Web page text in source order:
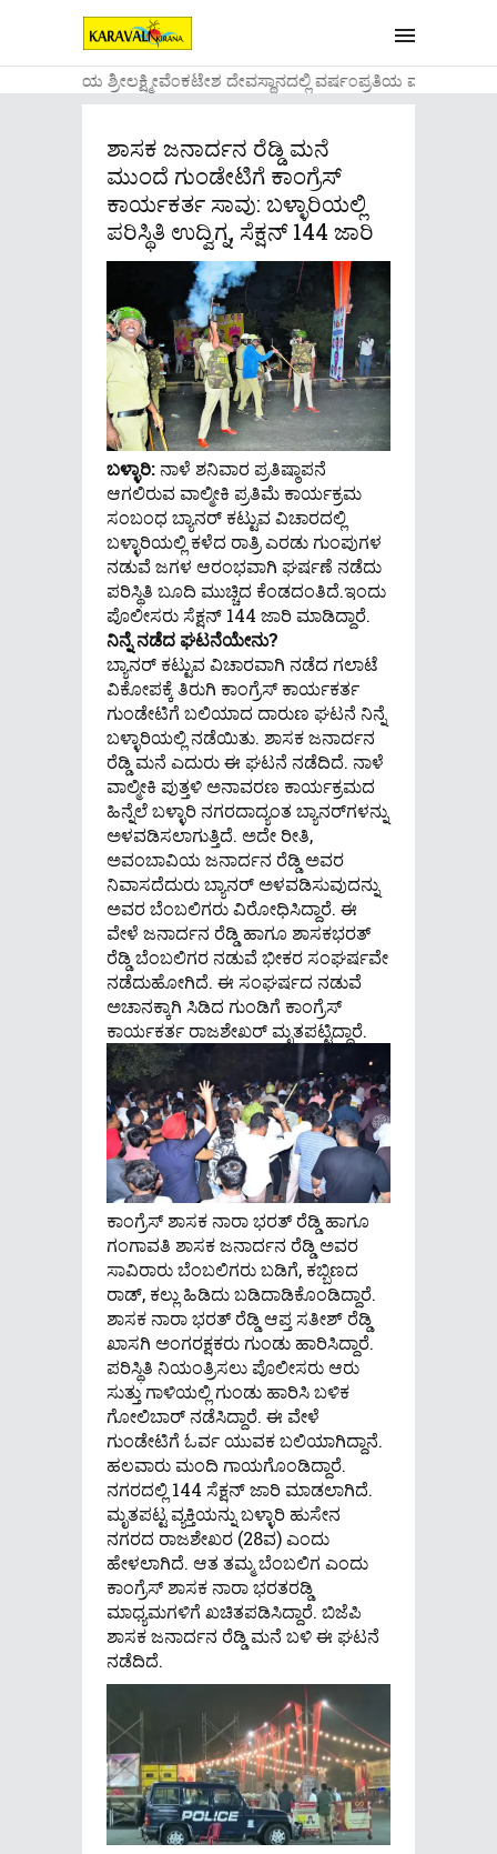
ಶ್ರೀಲಕ್ಷ್ಮೀವೆ೦ಕಟೇಶ ದೇವಸ್ಥಾನದಲ್ಲಿ ವರ್ಷ೦ಪ್ರತಿಯ ವಾಡಿಕೆಯ೦ತೆ
ಶಾಸಕ ಜನಾರ್ದನ ರೆಡ್ಡಿ ಮನೆ
ಮುಂದೆ ಗುಂಡೇಟಿಗೆ ಕಾಂಗ್ರೆಸ್
ಕಾರ್ಯಕರ್ತ ಸಾವು: ಬಳ್ಳಾರಿಯಲ್ಲಿ
ಪರಿಸ್ಥಿತಿ ಉದ್ವಿಗ್ನ, ಸೆಕ್ಷನ್ 144 ಜಾರಿ
ಬಳ್ಳಾರಿ:ನಾಳೆ ಶನಿವಾರ ಪ್ರತಿಷ್ಠಾಪನೆ
ಆಗಲಿರುವ ವಾಲ್ಮೀಕಿ ಪ್ರತಿಮೆ ಕಾರ್ಯಕ್ರಮ
ಸಂಬಂಧ ಬ್ಯಾನರ್‌ ಕಟ್ಟುವ ವಿಚಾರದಲ್ಲಿ
ಬಳ್ಳಾರಿಯಲ್ಲಿ ಕಳೆದ ರಾತ್ರಿ ಎರಡು ಗುಂಪುಗಳ
ನಡುವೆ ಜಗಳ ಆರಂಭವಾಗಿ ಘರ್ಷಣೆ ನಡೆದು
ಪರಿಸ್ಥಿತಿ ಬೂದಿ ಮುಚ್ಚಿದ ಕೆಂಡದಂತಿದೆ.ಇಂದು
ಪೊಲೀಸರು ಸೆಕ್ಷನ್ 144 ಜಾರಿ ಮಾಡಿದ್ದಾರೆ.
ನಿನ್ನೆ ನಡೆದ ಘಟನೆಯೇನು?
ಬ್ಯಾನರ್ ಕಟ್ಟುವ ವಿಚಾರವಾಗಿ ನಡೆದ ಗಲಾಟೆ
ವಿಕೋಪಕ್ಕೆ ತಿರುಗಿ ಕಾಂಗ್ರೆಸ್ ಕಾರ್ಯಕರ್ತ
ಗುಂಡೇಟಿಗೆ ಬಲಿಯಾದ ದಾರುಣ ಘಟನೆ ನಿನ್ನೆ
ಬಳ್ಳಾರಿಯಲ್ಲಿ ನಡೆಯಿತು. ಶಾಸಕ ಜನಾರ್ದನ
ರೆಡ್ಡಿ ಮನೆ ಎದುರು ಈ ಘಟನೆ ನಡೆದಿದೆ. ನಾಳೆ
ವಾಲ್ಮೀಕಿ ಪುತ್ತಳಿ ಅನಾವರಣ ಕಾರ್ಯಕ್ರಮದ
ಹಿನ್ನೆಲೆ ಬಳ್ಳಾರಿ ನಗರದಾದ್ಯಂತ ಬ್ಯಾನರ್‌ಗಳನ್ನು
ಅಳವಡಿಸಲಾಗುತ್ತಿದೆ. ಅದೇ ರೀತಿ,
ಅವಂಬಾವಿಯ ಜನಾರ್ದನ ರೆಡ್ಡಿ ಅವರ
ನಿವಾಸದೆದುರು ಬ್ಯಾನರ್ ಅಳವಡಿಸುವುದನ್ನು
ಅವರ ಬೆಂಬಲಿಗರು ವಿರೋಧಿಸಿದ್ದಾರೆ. ಈ
ವೇಳೆ ಜನಾರ್ದನ ರೆಡ್ಡಿ ಹಾಗೂ ಶಾಸಕಭರತ್‌
ರೆಡ್ಡಿ ಬೆಂಬಲಿಗರ ನಡುವೆ ಭೀಕರ ಸಂಘರ್ಷವೇ
ನಡೆದುಹೋಗಿದೆ. ಈ ಸಂಘರ್ಷದ ನಡುವೆ
ಅಚಾನಕ್ಕಾಗಿ ಸಿಡಿದ ಗುಂಡಿಗೆ ಕಾಂಗ್ರೆಸ್
ಕಾರ್ಯಕರ್ತ ರಾಜಶೇಖರ್ ಮೃತಪಟ್ಟಿದ್ದಾರೆ.
ಕಾಂಗ್ರೆಸ್‌ ಶಾಸಕ ನಾರಾ ಭರತ್‌ ರೆಡ್ಡಿ ಹಾಗೂ
ಗಂಗಾವತಿ ಶಾಸಕ ಜನಾರ್ದನ ರೆಡ್ಡಿ ಅವರ
ಸಾವಿರಾರು ಬೆಂಬಲಿಗರು ಬಡಿಗೆ, ಕಬ್ಬಿಣದ
ರಾಡ್‌, ಕಲ್ಲು ಹಿಡಿದು ಬಡಿದಾಡಿಕೊಂಡಿದ್ದಾರೆ.
ಶಾಸಕ ನಾರಾ ಭರತ್ ರೆಡ್ಡಿ ಆಪ್ತ ಸತೀಶ್ ರೆಡ್ಡಿ
ಖಾಸಗಿ ಅಂಗರಕ್ಷಕರು ಗುಂಡು ಹಾರಿಸಿದ್ದಾರೆ.
ಪರಿಸ್ಥಿತಿ ನಿಯಂತ್ರಿಸಲು ಪೊಲೀಸರು ಆರು
ಸುತ್ತು ಗಾಳಿಯಲ್ಲಿ ಗುಂಡು ಹಾರಿಸಿ ಬಳಿಕ
ಗೋಲಿಬಾರ್‌ ನಡೆಸಿದ್ದಾರೆ. ಈ ವೇಳೆ
ಗುಂಡೇಟಿಗೆ ಓರ್ವ ಯುವಕ ಬಲಿಯಾಗಿದ್ದಾನೆ.
ಹಲವಾರು ಮಂದಿ ಗಾಯಗೊಂಡಿದ್ದಾರೆ.
ನಗರದಲ್ಲಿ 144 ಸೆಕ್ಷನ್ ಜಾರಿ ಮಾಡಲಾಗಿದೆ.
ಮೃತಪಟ್ಟ ವ್ಯಕ್ತಿಯನ್ನು ಬಳ್ಳಾರಿ ಹುಸೇನ
ನಗರದ ರಾಜಶೇಖರ (28ವ) ಎಂದು
ಹೇಳಲಾಗಿದೆ. ಆತ ತಮ್ಮ ಬೆಂಬಲಿಗ ಎಂದು
ಕಾಂಗ್ರೆಸ್‌ ಶಾಸಕ ನಾರಾ ಭರತರಡ್ಡಿ
ಮಾಧ್ಯಮಗಳಿಗೆ ಖಚಿತಪಡಿಸಿದ್ದಾರೆ. ಬಿಜೆಪಿ
ಶಾಸಕ ಜನಾರ್ದನ ರೆಡ್ಡಿ ಮನೆ ಬಳಿ ಈ ಘಟನೆ
ನಡೆದಿದೆ.